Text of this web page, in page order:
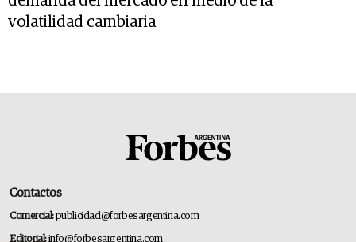
volatilidad cambiaria
Contactos
Comercial:publicidad@forbesargentina.com
Editorial:info@forbesargentina.com